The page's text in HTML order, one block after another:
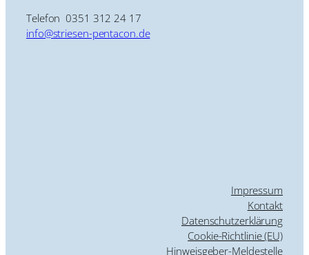
Telefon 0351 312 24 17
info@striesen-pentacon.de
Impressum
Kontakt
Datenschutzerklärung
Cookie-Richtlinie (EU)
Hinweisgeber-Meldestelle